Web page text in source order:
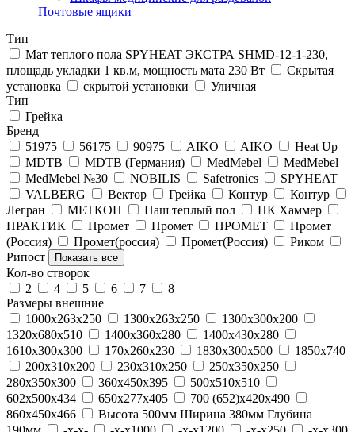
Почтовые ящики
Тип
Мат теплого пола SPYHEAT ЭКСТРА SHMD-12-1-230,
площадь укладки 1 кв.м, мощность мата 230 Вт
Скрытая
установка
скрытой установки
Уличная
Тип
Грейка
Бренд
51975
56175 90975 AIKO AIKO
Heat Up
MDTB
MDTB (Германия) MedMebel
MedMebel
MedMebel №30
NOBILIS Safetronics
SPYHEAT
VALBERG
Вектор Грейка Контур
Контур
Легран
МЕТКОН Наш теплый пол
ПК Хаммер
ПРАКТИК
Промет Промет ПРОМЕТ
Промет
(Россия)
Промет(россия) Промет(Россия)
Риком
Рипост
Показать все
Кол-во створок
2
4 5 6 7
8
Размеры внешние
1000x263x250
1300x263x250
1300x300x200
1320x680x510
1400x360x280
1400x430x280
1610x300x300
170x260x230 1830x300x500
1850x740
200x310x200
230x310x250
250x350x250
280x350x300
360x450x395
500x510x510
602x500x434
650x277x405
700 (652)x420x490
860x450x466
Высота 500мм Ширина 380мм Глубина